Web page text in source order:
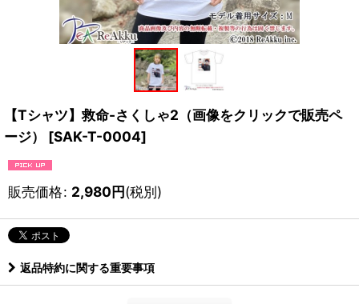
【Tシャツ】救命-さくしゃ2（画像をクリックで販売ペ
ージ）
[SAK-T-0004]
販売価格: 2,980円(税別)
返品特約に関する重要事項